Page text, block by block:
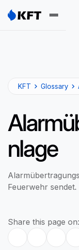
KFT Glossary
nlage
Feuerwehr sendet.
Share this page on: